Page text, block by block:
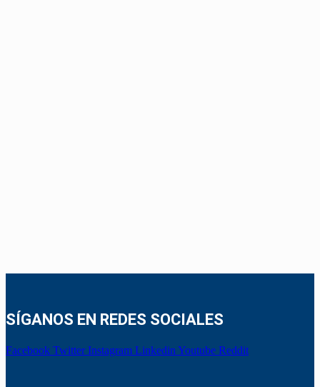
SÍGANOS EN REDES SOCIALES
Facebook Twitter Instagram Linkedin Youtube Reddit